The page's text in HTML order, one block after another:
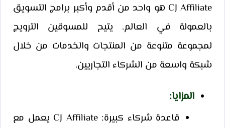
CJ Affiliate هو واحد من أقدم وأكبر برامج التسويق
بالعمولة في العالم. يتيح للمسوقين الترويج
لمجموعة متنوعة من المنتجات والخدمات من خلال
شبكة واسعة من الشركاء التجاريين.
المزايا:
قاعدة شركاء كبيرة: CJ Affiliate يعمل مع